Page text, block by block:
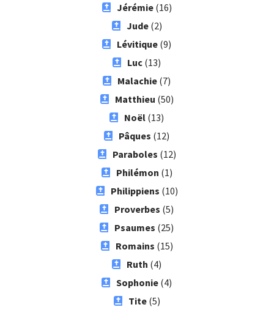
Jérémie(16)
Jude(2)
Lévitique (9)
Luc (13)
Malachie (7)
Matthieu (50)
Noël (13)
Pâques (12)
Paraboles (12)
Philémon (1)
Philippiens (10)
Proverbes (5)
Psaumes (25)
Romains (15)
Ruth (4)
Sophonie (4)
Tite(5)